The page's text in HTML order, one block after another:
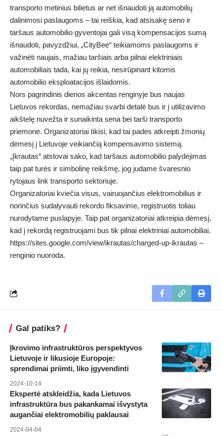
transporto metinius bilietus ar net išnaudoti ją automobilių
dalinimosi paslaugoms – tai reiškia, kad atsisakę seno ir
taršaus automobilio gyventojai gali visą kompensacijos sumą
išnaudoti, pavyzdžiui, „CityBee“ teikiamoms paslaugoms ir
važinėti naujais, mažiau taršiais arba pilnai elektriniais
automobiliais tada, kai jų reikia, nesirūpinant kitomis
automobilio eksploatacijos išlaidomis.
Nors pagrindinis dienos akcentas renginyje bus naujas
Lietuvos rekordas, nemažiau svarbi detalė bus ir į utilizavimo
aikštelę nuvežta ir sunaikinta sena bei tarši transporto
priemonė. Organizatoriai tikisi, kad tai padės atkreipti žmonių
dėmesį į Lietuvoje veikiančią kompensavimo sistemą.
„Įkrautas“ atstovai sako, kad taršaus automobilio palydėjimas
taip pat turės ir simbolinę reikšmę, jog judame švaresnio
rytojaus link transporto sektoriuje.
Organizatoriai kviečia visus, vairuojančius elektromobilius ir
norinčius sudalyvauti rekordo fiksavime, registruotis toliau
nurodytame puslapyje. Taip pat organizatoriai atkreipia dėmesį,
kad į rekordą registruojami bus tik pilnai elektriniai automobiliai.
https://sites.google.com/view/ikrautas/charged-up-ikrautas –
renginio nuoroda.
Gal patiks?
Įkrovimo infrastruktūros perspektyvos
Lietuvoje ir likusioje Europoje:
sprendimai priimti, liko įgyvendinti
2024-10-14
Ekspertė atskleidžia, kada Lietuvos
infrastruktūra bus pakankamai išvystyta
augančiai elektromobilių paklausai
2024-04-04